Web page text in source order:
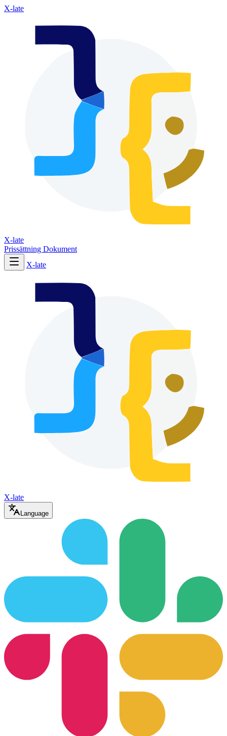
X-late
X-late
Prissättning Dokument
X-late
X-late
Language